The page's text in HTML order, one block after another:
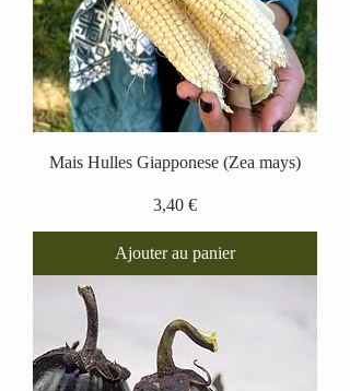
Mais Hulles Giapponese (Zea mays)
Prix
3,40 €
Ajouter au panier